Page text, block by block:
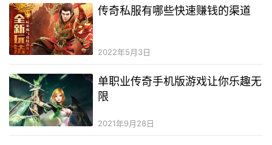
传奇私服有哪些快速赚钱的渠道
2022年5月3日
单职业传奇手机版游戏让你乐趣无
限
2021年9月28日